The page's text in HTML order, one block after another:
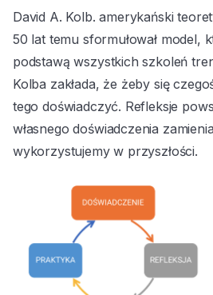
David A. Kolb. amerykański
50 lat temu sformułował model,
podstawą wszystkich szkoleń
Kolba zakłada, że żeby się
tego doświadczyć. Refleksje
własnego doświadczenia
wykorzystujemy w przyszłości.